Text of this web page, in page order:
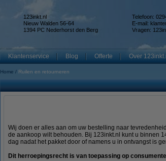
123inkt.nl
Nieuw Walden 56-64
1394 PC Nederhorst den Berg
Telefoon:
E-mail:
Vragen:
Klantenservice Blog Offerte Over
Home Ruilen en retourneren
Wij doen er alles aan om uw bestelling naar
de aankoop wilt behouden. Bij 123inkt.nl kunt u binnen
dag nadat het pakket door of namens u in ontvangst is
Dit herroepingsrecht is van toepassing op